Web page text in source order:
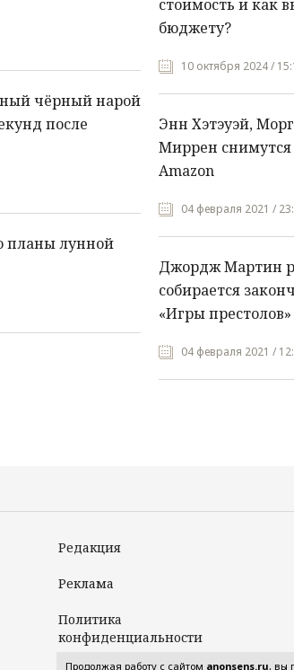
чёрный нарой
после
планы лунной
стоимость и как
бюджету?
10 октября 2024 /
Энн Хэтэуэй,
Миррен снимутся
Amazon
04 февраля 2021 /
Джордж Мартин
собирается
«Игры престолов»
04 февраля 2021 /
Редакция
Реклама
Политика
конфиденциальности
Продолжая работу с сайтом anonsens.ru, вы